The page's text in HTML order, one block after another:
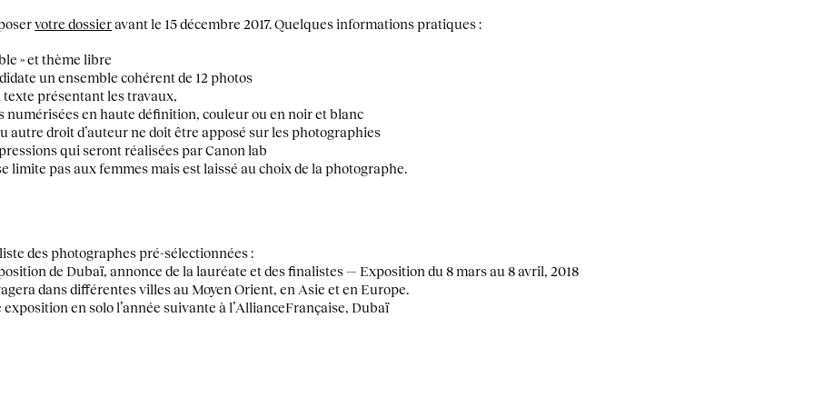
votre dossieravant le 15 décembre 2017. Quelques informations pratiques :
» et thème libre
un ensemble cohérent de 12 photos
texte présentant les travaux,
numérisées en haute définition, couleur ou en noir et blanc
autre droit d’auteur ne doit être apposé sur les photographies
qui seront réalisées par Canon lab
limite pas aux femmes mais est laissé au choix de la photographe.
des photographes pré-sélectionnées :
de Dubaï, annonce de la lauréate et des finalistes — Exposition du 8 mars au 8 avril, 2018
dans différentes villes au Moyen Orient, en Asie et en Europe.
en solo l’année suivante à l’AllianceFrançaise, Dubaï